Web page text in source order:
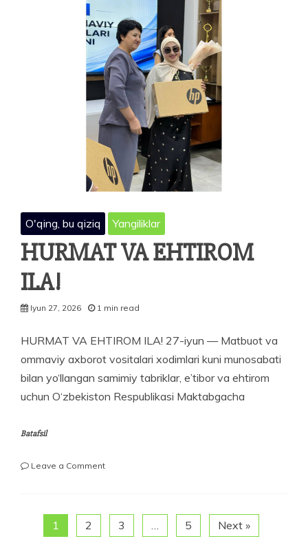
O'qing, bu qiziq Yangiliklar
HURMAT VA EHTIROM
ILA!
Iyun 27, 2026 1 min read
HURMAT VA EHTIROM ILA! 27-iyun — Matbuot va
ommaviy axborot vositalari xodimlari kuni munosabati
bilan yo‘llangan samimiy tabriklar, e’tibor va ehtirom
uchun O‘zbekiston Respublikasi Maktabgacha
Batafsil
Leave a Commenton
1 2 3 5 Next »